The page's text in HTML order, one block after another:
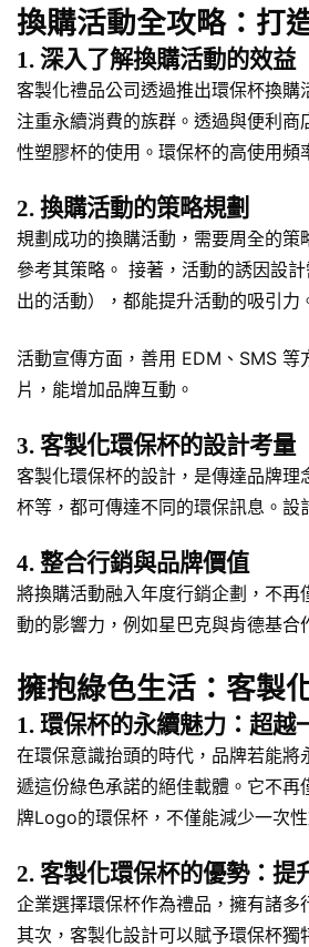
換購活動全攻略：打
1. 深入了解換購活動的效益
客製化禮品公司透過推出環保杯換
注重永續消費的族群。透過與便利
性塑膠杯的使用。環保杯的高使用頻
2. 換購活動的策略規劃
規劃成功的換購活動，需要周全的
參考其策略。 接著，活動的誘因設
出的活動），都能提升活動的吸引力
活動宣傳方面，善用 EDM、SMS
片，能增加品牌互動。
3. 客製化環保杯的設計考量
客製化環保杯的設計，是傳達品牌
杯等，都可傳達不同的環保訊息。設
4. 整合行銷與品牌價值
將換購活動融入年度行銷企劃，不
動的影響力，例如星巴克與肯德基合
擁抱綠色生活：客製
1. 環保杯的永續魅力：超越
在環保意識抬頭的時代，品牌若能
遞這份綠色承諾的絕佳載體。它不
牌Logo的環保杯，不僅能減少一次
2. 客製化環保杯的優勢：提
企業選擇環保杯作為禮品，擁有諸
其次，客製化設計可以賦予環保杯